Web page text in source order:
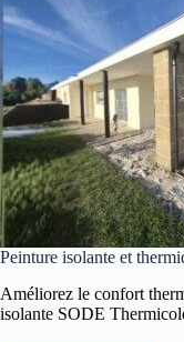
Peinture isolante et
Améliorez le confort
isolante SODE